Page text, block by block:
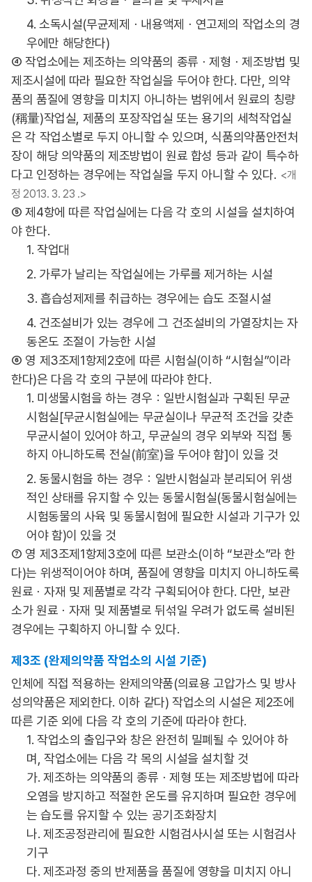
4. 소독시설(무균제제ㆍ내용액제ㆍ연고제의 작업소의 경
우에만 해당한다)
④ 작업소에는 제조하는 의약품의 종류ㆍ제형ㆍ제조방법 및
제조시설에 따라 필요한 작업실을 두어야 한다. 다만, 의약
품의 품질에 영향을 미치지 아니하는 범위에서 원료의 칭량
(稱量)작업실, 제품의 포장작업실 또는 용기의 세척작업실
은 각 작업소별로 두지 아니할 수 있으며, 식품의약품안전처
장이 해당 의약품의 제조방법이 원료 합성 등과 같이 특수하
다고 인정하는 경우에는 작업실을 두지 아니할 수 있다. <개
정 2013. 3. 23 .>
⑤ 제4항에 따른 작업실에는 다음 각 호의 시설을 설치하여
야 한다.
1. 작업대
2. 가루가 날리는 작업실에는 가루를 제거하는 시설
3. 흡습성제제를 취급하는 경우에는 습도 조절시설
4. 건조설비가 있는 경우에 그 건조설비의 가열장치는 자
동온도 조절이 가능한 시설
⑥ 영 제3조제1항제2호에 따른 시험실(이하 “시험실”이라
한다)은 다음 각 호의 구분에 따라야 한다.
1. 미생물시험을 하는 경우：일반시험실과 구획된 무균
시험실[무균시험실에는 무균실이나 무균적 조건을 갖춘
무균시설이 있어야 하고, 무균실의 경우 외부와 직접 통
하지 아니하도록 전실(前室)을 두어야 함]이 있을 것
2. 동물시험을 하는 경우：일반시험실과 분리되어 위생
적인 상태를 유지할 수 있는 동물시험실(동물시험실에는
시험동물의 사육 및 동물시험에 필요한 시설과 기구가 있
어야 함)이 있을 것
⑦ 영 제3조제1항제3호에 따른 보관소(이하 “보관소”라 한
다)는 위생적이어야 하며, 품질에 영향을 미치지 아니하도록
원료ㆍ자재 및 제품별로 각각 구획되어야 한다. 다만, 보관
소가 원료ㆍ자재 및 제품별로 뒤섞일 우려가 없도록 설비된
경우에는 구획하지 아니할 수 있다.
제3조 (완제의약품 작업소의 시설 기준)
인체에 직접 적용하는 완제의약품(의료용 고압가스 및 방사
성의약품은 제외한다. 이하 같다) 작업소의 시설은 제2조에
따른 기준 외에 다음 각 호의 기준에 따라야 한다.
1. 작업소의 출입구와 창은 완전히 밀폐될 수 있어야 하
며, 작업소에는 다음 각 목의 시설을 설치할 것
가. 제조하는 의약품의 종류ㆍ제형 또는 제조방법에 따라
오염을 방지하고 적절한 온도를 유지하며 필요한 경우에
는 습도를 유지할 수 있는 공기조화장치
나. 제조공정관리에 필요한 시험검사시설 또는 시험검사
기구
다. 제조과정 중의 반제품을 품질에 영향을 미치지 아니